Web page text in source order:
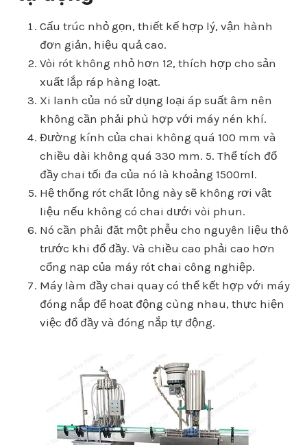
Cấu trúc nhỏ gọn, thiết kế hợp lý, vận hành
đơn giản, hiệu quả cao.
Vòi rót không nhỏ hơn 12, thích hợp cho sản
xuất lắp ráp hàng loạt.
Xi lanh của nó sử dụng loại áp suất âm nên
không cần phải phù hợp với máy nén khí.
Đường kính của chai không quá 100 mm và
chiều dài không quá 330 mm. 5. Thể tích đổ
đầy chai tối đa của nó là khoảng 1500ml.
Hệ thống rót chất lỏng này sẽ không rơi vật
liệu nếu không có chai dưới vòi phun.
Nó cần phải đặt một phễu cho nguyên liệu thô
trước khi đổ đầy. Và chiều cao phải cao hơn
cổng nạp của máy rót chai công nghiệp.
Máy làm đầy chai quay có thể kết hợp với máy
đóng nắp để hoạt động cùng nhau, thực hiện
việc đổ đầy và đóng nắp tự động.